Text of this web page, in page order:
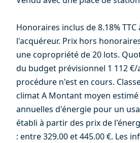
Honoraires inclus de 8.18%
l'acquéreur. Prix hors
une copropriété de 20 lots.
du budget prévisionnel 1 112 €/
procédure n'est en cours.
climat A Montant moyen estimé
annuelles d'énergie pour un
établi à partir des prix de
: entre 329.00 et 445.00 €. Les